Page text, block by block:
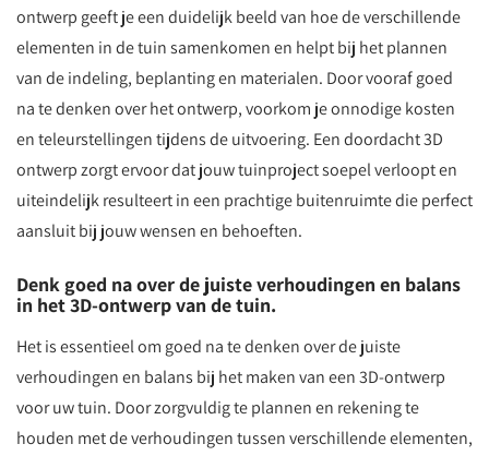
ontwerp geeft je een duidelijk beeld van hoe de verschillende
elementen in de tuin samenkomen en helpt bij het plannen
van de indeling, beplanting en materialen. Door vooraf goed
na te denken over het ontwerp, voorkom je onnodige kosten
en teleurstellingen tijdens de uitvoering. Een doordacht 3D
ontwerp zorgt ervoor dat jouw tuinproject soepel verloopt en
uiteindelijk resulteert in een prachtige buitenruimte die perfect
aansluit bij jouw wensen en behoeften.
Denk goed na over de juiste verhoudingen en balans
in het 3D-ontwerp van de tuin.
Het is essentieel om goed na te denken over de juiste
verhoudingen en balans bij het maken van een 3D-ontwerp
voor uw tuin. Door zorgvuldig te plannen en rekening te
houden met de verhoudingen tussen verschillende elementen,